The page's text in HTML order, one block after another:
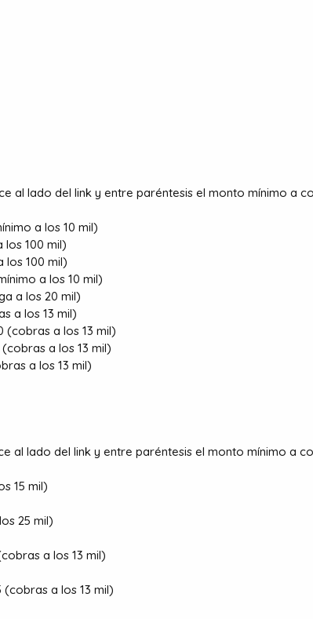
al lado del link y entre paréntesis el monto mínimo a
a los 10 mil)
los 100 mil)
los 100 mil)
a los 10 mil)
a los 20 mil)
a los 13 mil)
(cobras a los 13 mil)
a los 13 mil)
a los 13 mil)
al lado del link y entre paréntesis el monto mínimo a
15 mil)
25 mil)
a los 13 mil)
(cobras a los 13 mil)